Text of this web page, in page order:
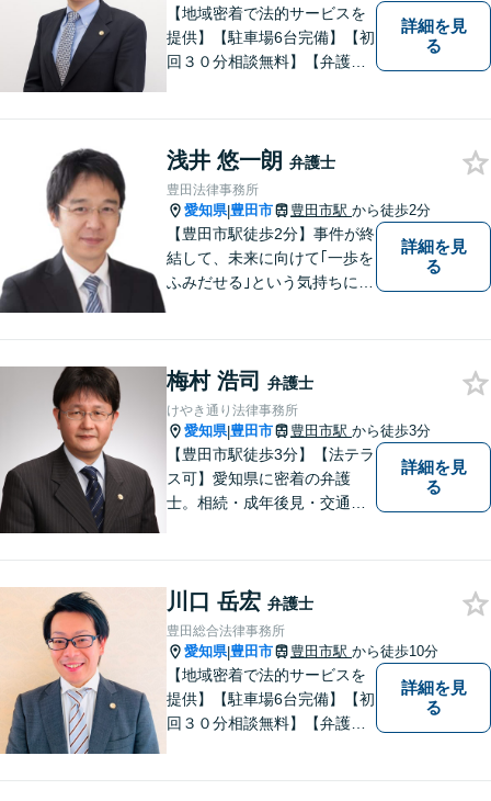
しております。
【地域密着で法的サービスを
提供】【駐車場6台完備】【初
回３０分相談無料】【弁護士3
のお困りごとを迅速に解決い
たします。
詳細を見
る
浅井 悠一朗 弁護士
豊田法律事務所
愛知県|豊田市 豊田市駅 から徒歩2分
【豊田市駅徒歩2分】事件が終
結して、未来に向けて｢一歩を
ふみだせる｣という気持ちに向
のご不安はご相談ください。
【法テラス利用可※ご利用要
件あり】
詳細を見
る
梅村 浩司 弁護士
けやき通り法律事務所
愛知県|豊田市 豊田市駅 から徒歩3分
【豊田市駅徒歩3分】【法テラ
ス可】愛知県に密着の弁護
士。相続・成年後見・交通事
談ください。【駐車場あり】
詳細を見
る
川口 岳宏 弁護士
豊田総合法律事務所
愛知県|豊田市 豊田市駅 から徒歩10分
【地域密着で法的サービスを
提供】【駐車場6台完備】【初
回３０分相談無料】【弁護士3
詳細を見
る